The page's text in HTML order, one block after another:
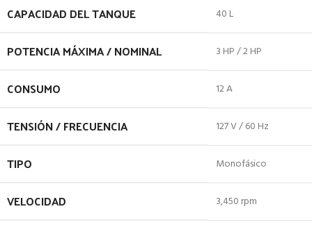
CAPACIDAD DEL TANQUE 40 L
POTENCIA MÁXIMA / NOMINAL 3 HP / 2 HP
CONSUMO 12 A
TENSIÓN / FRECUENCIA 127 V / 60 Hz
TIPO Monofásico
VELOCIDAD 3,450 rpm